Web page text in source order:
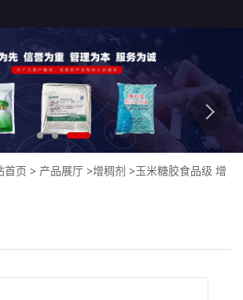
首页 > 产品展厅 >增稠剂 >玉米糖胶食品级 增